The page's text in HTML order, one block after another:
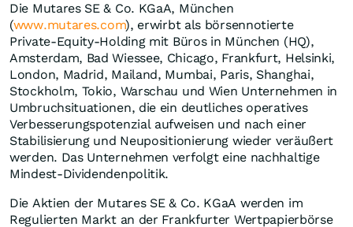
Die Mutares SE & Co. KGaA, München
(www.mutares.com), erwirbt als börsennotierte
Private-Equity-Holding mit Büros in München (HQ),
Amsterdam, Bad Wiessee, Chicago, Frankfurt, Helsinki,
London, Madrid, Mailand, Mumbai, Paris, Shanghai,
Stockholm, Tokio, Warschau und Wien Unternehmen in
Umbruchsituationen, die ein deutliches operatives
Verbesserungspotenzial aufweisen und nach einer
Stabilisierung und Neupositionierung wieder veräußert
werden. Das Unternehmen verfolgt eine nachhaltige
Mindest-Dividendenpolitik.
Die Aktien der Mutares SE & Co. KGaA werden im
Regulierten Markt an der Frankfurter Wertpapierbörse